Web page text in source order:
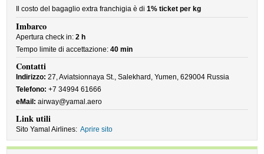
Il costo del bagaglio extra franchigia è di1% ticket per kg
Imbarco
Apertura check in:2 h
Tempo limite di accettazione:40 min
Contatti
Indirizzo: 27, Aviatsionnaya St., Salekhard, Yumen, 629004 Russia
Telefono: +7 34994 61666
eMail: airway@yamal.aero
Link utili
Sito Yamal Airlines: Aprire sito